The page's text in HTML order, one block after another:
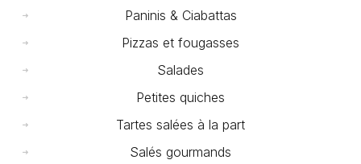
Paninis & Ciabattas
Pizzas et fougasses
Salades
Petites quiches
Tartes salées à la part
Salés gourmands